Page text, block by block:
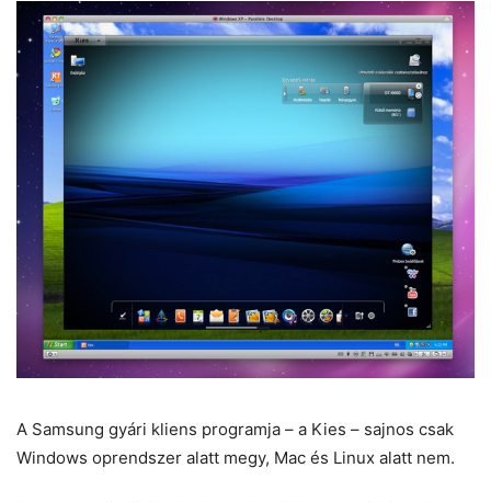
A Samsung gyári kliens programja – a Kies – sajnos csak
Windows oprendszer alatt megy, Mac és Linux alatt nem.